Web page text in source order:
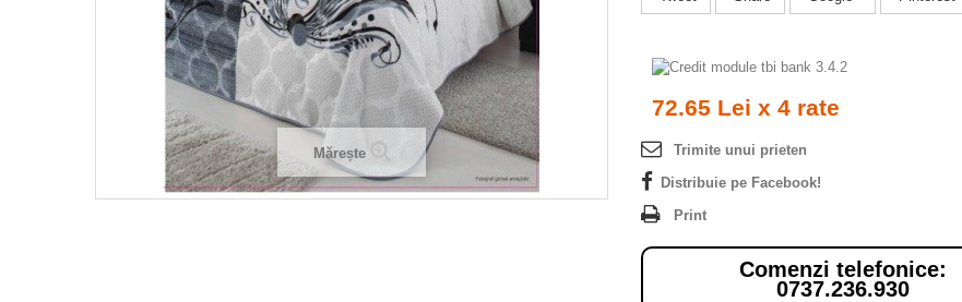
Mărește
72.65 Lei x 4 rate
Trimite unui prieten
Distribuie pe Facebook!
Print
Comenzi telefonice:
0737.236.930